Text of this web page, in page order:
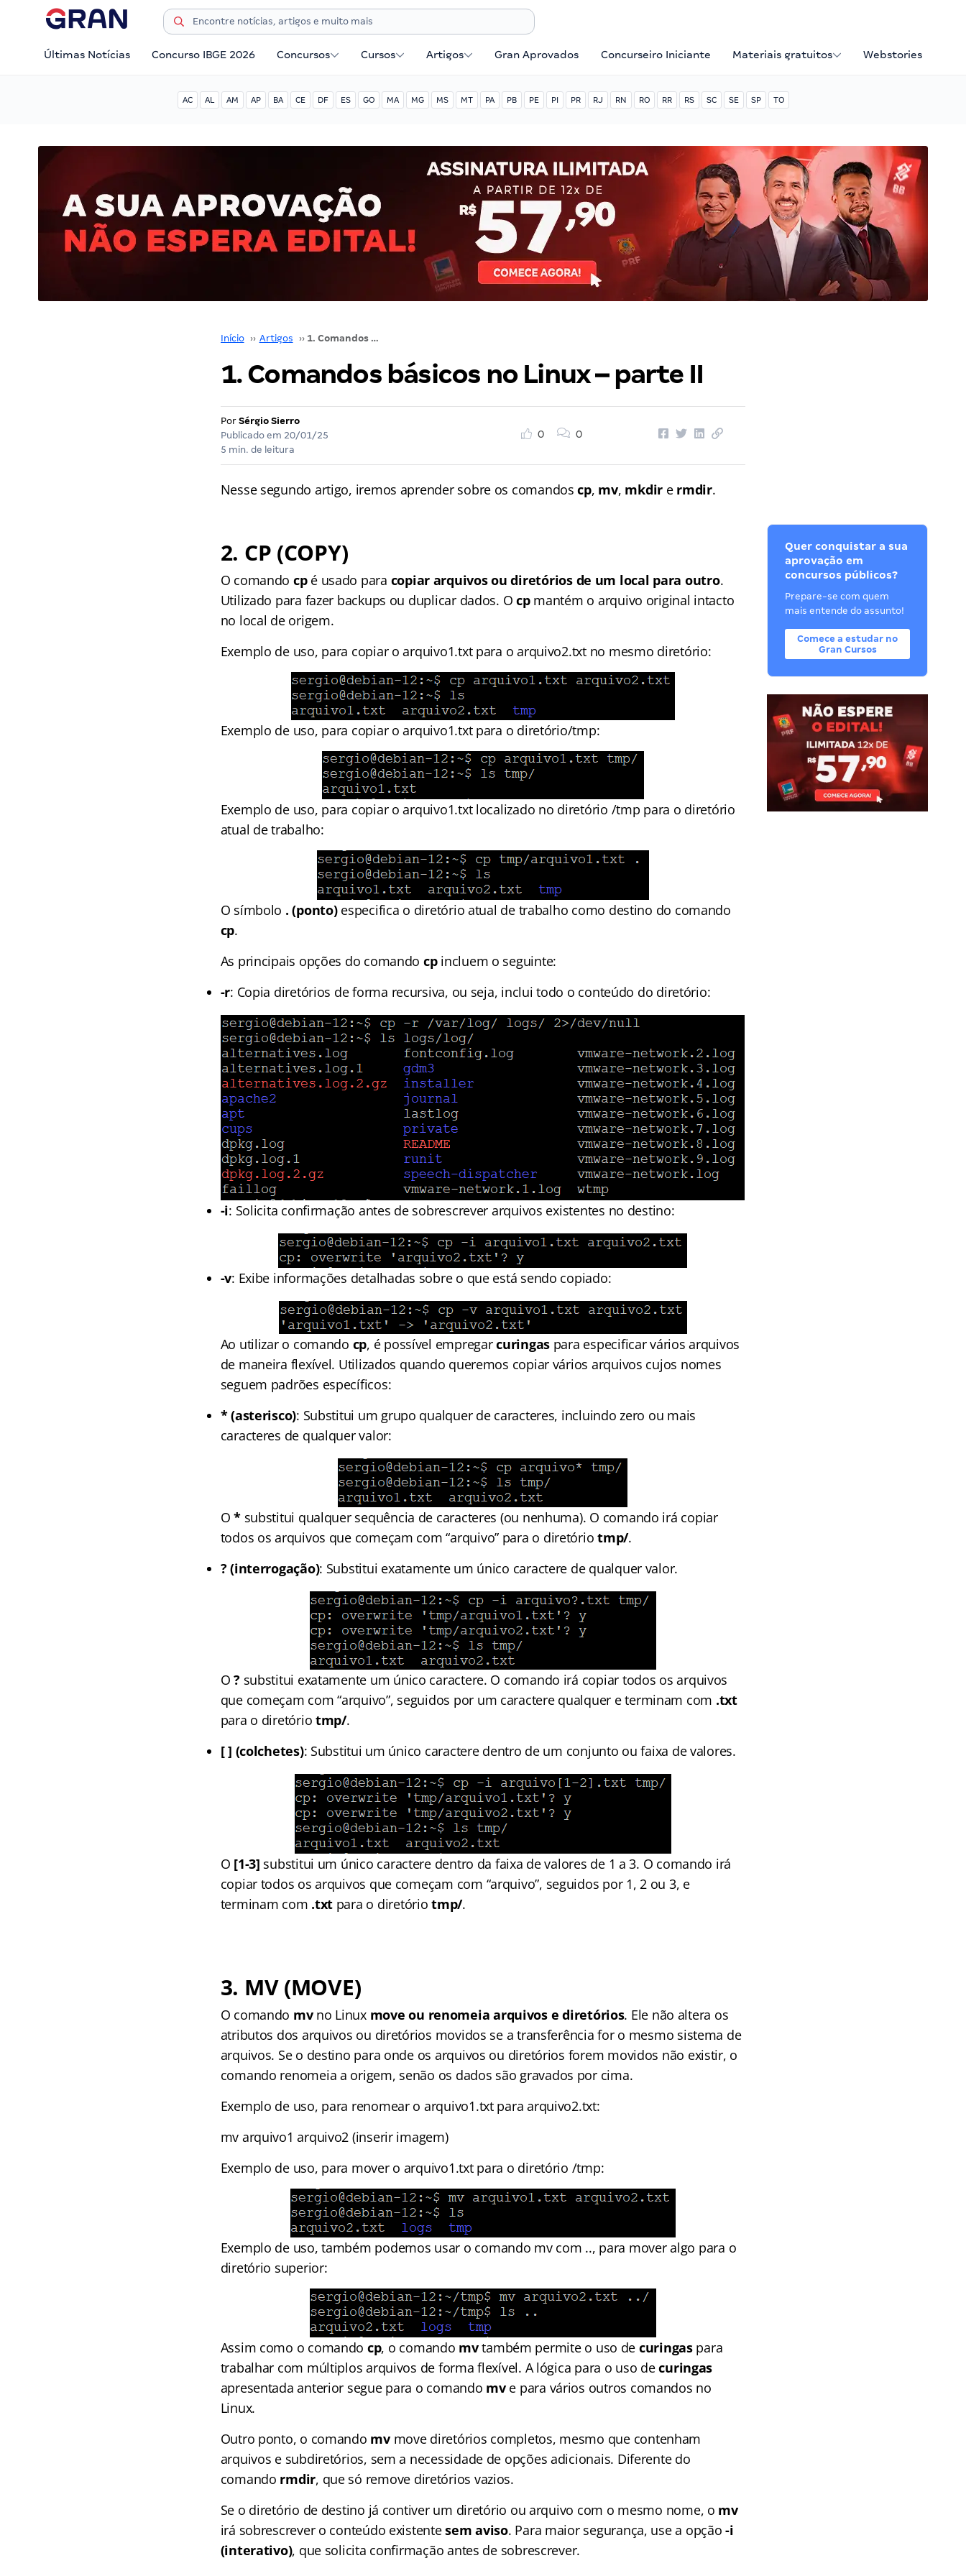
Últimas Notícias Concurso IBGE 2026 Concursos Cursos Artigos Gran Aprovados Concurseiro Iniciante Materiais gratuitos Webstories
AC AL AM AP BA CE DF ES GO MA MG MS MT PA PB PE PI PR RJ RN RO RR RS SC SE SP TO
Início ›› Artigos ›› 1. Comandos básicos no Linux – parte II
1. Comandos básicos no Linux – parte II
Por Sérgio Sierro
Publicado em 20/01/25
5 min. de leitura
0 0
Nesse segundo artigo, iremos aprender sobre os comandoscp, mv, mkdir e rmdir.
2. CP (COPY)
O comando cpé usado para copiar arquivos ou diretórios de um local para outro.
Utilizado para fazer backups ou duplicar dados. Ocpmantém o arquivo original intacto
no local de origem.
Exemplo de uso, para copiar o arquivo1.txt para o arquivo2.txt no mesmo diretório:
Exemplo de uso, para copiar o arquivo1.txt para o diretório/tmp:
Exemplo de uso, para copiar o arquivo1.txt localizado no diretório /tmp para o diretório
atual de trabalho:
O símbolo . (ponto)especifica o diretório atual de trabalho como destino do comando
cp.
As principais opções do comando cpincluem o seguinte:
-r: Copia diretórios de forma recursiva, ou seja, inclui todo o conteúdo do diretório:
-i: Solicita confirmação antes de sobrescrever arquivos existentes no destino:
-v: Exibe informações detalhadas sobre o que está sendo copiado:
Ao utilizar o comando cp, é possível empregarcuringas para especificar vários arquivos
de maneira flexível. Utilizados quando queremos copiar vários arquivos cujos nomes
seguem padrões específicos:
* (asterisco): Substitui um grupo qualquer de caracteres, incluindo zero ou mais
caracteres de qualquer valor:
O*substitui qualquer sequência de caracteres (ou nenhuma). O comando irá copiar
todos os arquivos que começam com “arquivo” para o diretóriotmp/.
? (interrogação): Substitui exatamente um único caractere de qualquer valor.
O?substitui exatamente um único caractere. O comando irá copiar todos os arquivos
que começam com “arquivo”, seguidos por um caractere qualquer e terminam com .txt
para o diretóriotmp/.
[ ] (colchetes): Substitui um único caractere dentro de um conjunto ou faixa de valores.
O [1-3] substitui um único caractere dentro da faixa de valores de 1 a 3. O comando irá
copiar todos os arquivos que começam com “arquivo”, seguidos por 1, 2 ou 3, e
terminam com .txt para o diretóriotmp/.
3. MV (MOVE)
O comando mvno Linux move ou renomeia arquivos e diretórios. Ele não altera os
atributos dos arquivos ou diretórios movidos se a transferência for o mesmo sistema de
arquivos. Se o destino para onde os arquivos ou diretórios forem movidos não existir, o
comando renomeia a origem, senão os dados são gravados por cima.
Exemplo de uso, para renomear o arquivo1.txt para arquivo2.txt:
mv arquivo1 arquivo2 (inserir imagem)
Exemplo de uso, para mover o arquivo1.txt para o diretório /tmp:
Exemplo de uso, também podemos usar o comando mv com .., para mover algo para o
diretório superior:
Assim como o comando cp, o comando mvtambém permite o uso de curingaspara
trabalhar com múltiplos arquivos de forma flexível. A lógica para o uso decuringas
apresentada anterior segue para o comando mve para vários outros comandos no
Linux.
Outro ponto, o comando mvmove diretórios completos, mesmo que contenham
arquivos e subdiretórios, sem a necessidade de opções adicionais. Diferente do
comando rmdir, que só remove diretórios vazios.
Se o diretório de destino já contiver um diretório ou arquivo com o mesmo nome, o mv
irá sobrescrever o conteúdo existentesem aviso. Para maior segurança, use a opção-i
(interativo), que solicita confirmação antes de sobrescrever.
Quer conquistar a sua
aprovação em
concursos públicos?
Prepare-se com quem
mais entende do assunto!
Comece a estudar no
Gran Cursos